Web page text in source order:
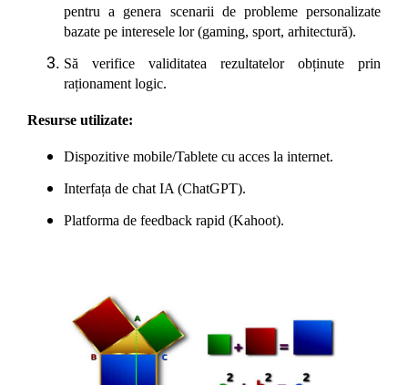
pentru a genera scenarii de probleme personalizate
bazate pe interesele lor (gaming, sport, arhitectură).
Să verifice validitatea rezultatelor obținute prin
raționament logic.
Resurse utilizate:
Dispozitive mobile/Tablete cu acces la internet.
Interfața de chat IA (ChatGPT).
Platforma de feedback rapid (Kahoot).